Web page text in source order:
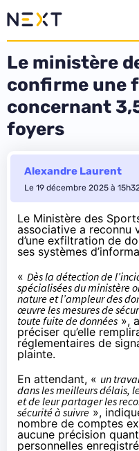
Le ministère
confirme une
concernant
foyers
Alexandre Laurent
Le 19 décembre 2025 à
Le Ministère des
associative a reconnu
d’une exfiltration de
ses systèmes
« Dès la détection de
spécialisées du ministère
nature et l’ampleur des
œuvre les mesures de
toute fuite de données »,
préciser qu’elle
réglementaires de
plainte.
En attendant, « un
dans les meilleurs délais,
et de leur partager les
sécurité à suivre »,
nombre de comptes
aucune précision
personnelles